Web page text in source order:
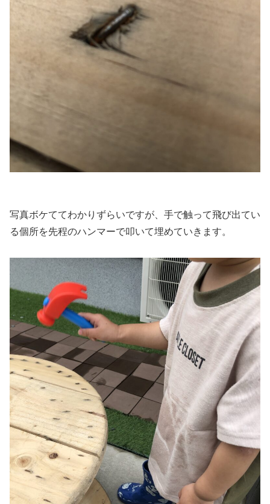
写真ボケててわかりずらいですが、手で触って飛び出てい
る個所を先程のハンマーで叩いて埋めていきます。